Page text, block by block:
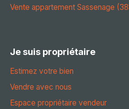
Vente appartement Sassenage
Je suis propriétaire
Estimez votre bien
Vendre avec nous
Espace propriétaire vendeur